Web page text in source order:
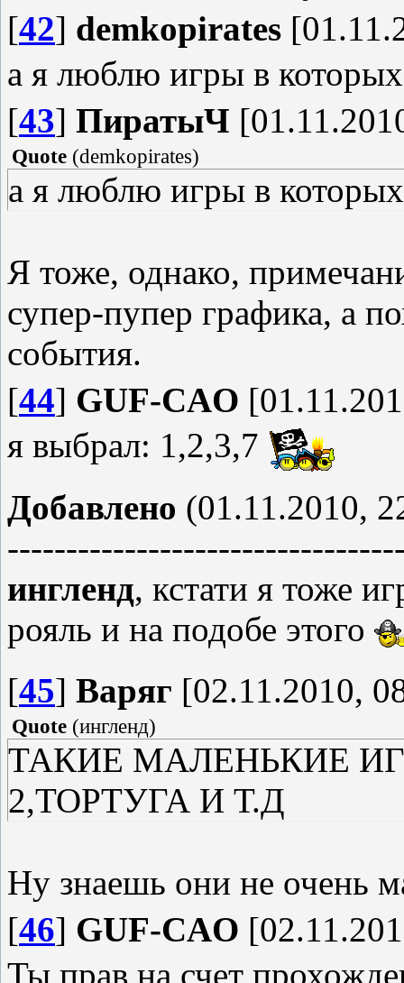
[42] demkopirates
а я люблю игры в
[43] ПиратыЧ
Quote (demkopirates)
а я люблю игры в
Я тоже, однако,
супер-пупер графика, а
события.
[44] GUF-CAO
я выбрал: 1,2,3,7
Добавлено (01.11.2010,
ингленд, кстати я тоже
рояль и на подобе этого
[45] Варяг [02.11.2010,
Quote (ингленд)
ТАКИЕ МАЛЕНЬКИЕ
2,ТОРТУГА И Т.Д
Ну знаешь они не очень
[46] GUF-CAO
Ты прав на счет